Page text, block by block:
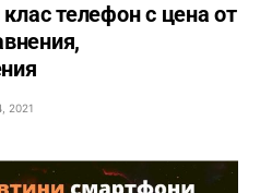
телефон с цена от
2021